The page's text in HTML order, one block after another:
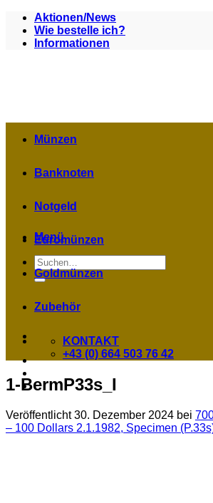
Zum
Inhalt
springen
Aktionen/News
Wie bestelle ich?
Informationen
Menü
Suchen
nach:
Münzen
Banknoten
Notgeld
Euromünzen
Goldmünzen
Zubehör
KONTAKT
+43 (0) 664 503 76 42
1-BermP33s_I
Veröffentlicht30. Dezember 2024 bei
– 100 Dollars 2.1.1982, Specimen